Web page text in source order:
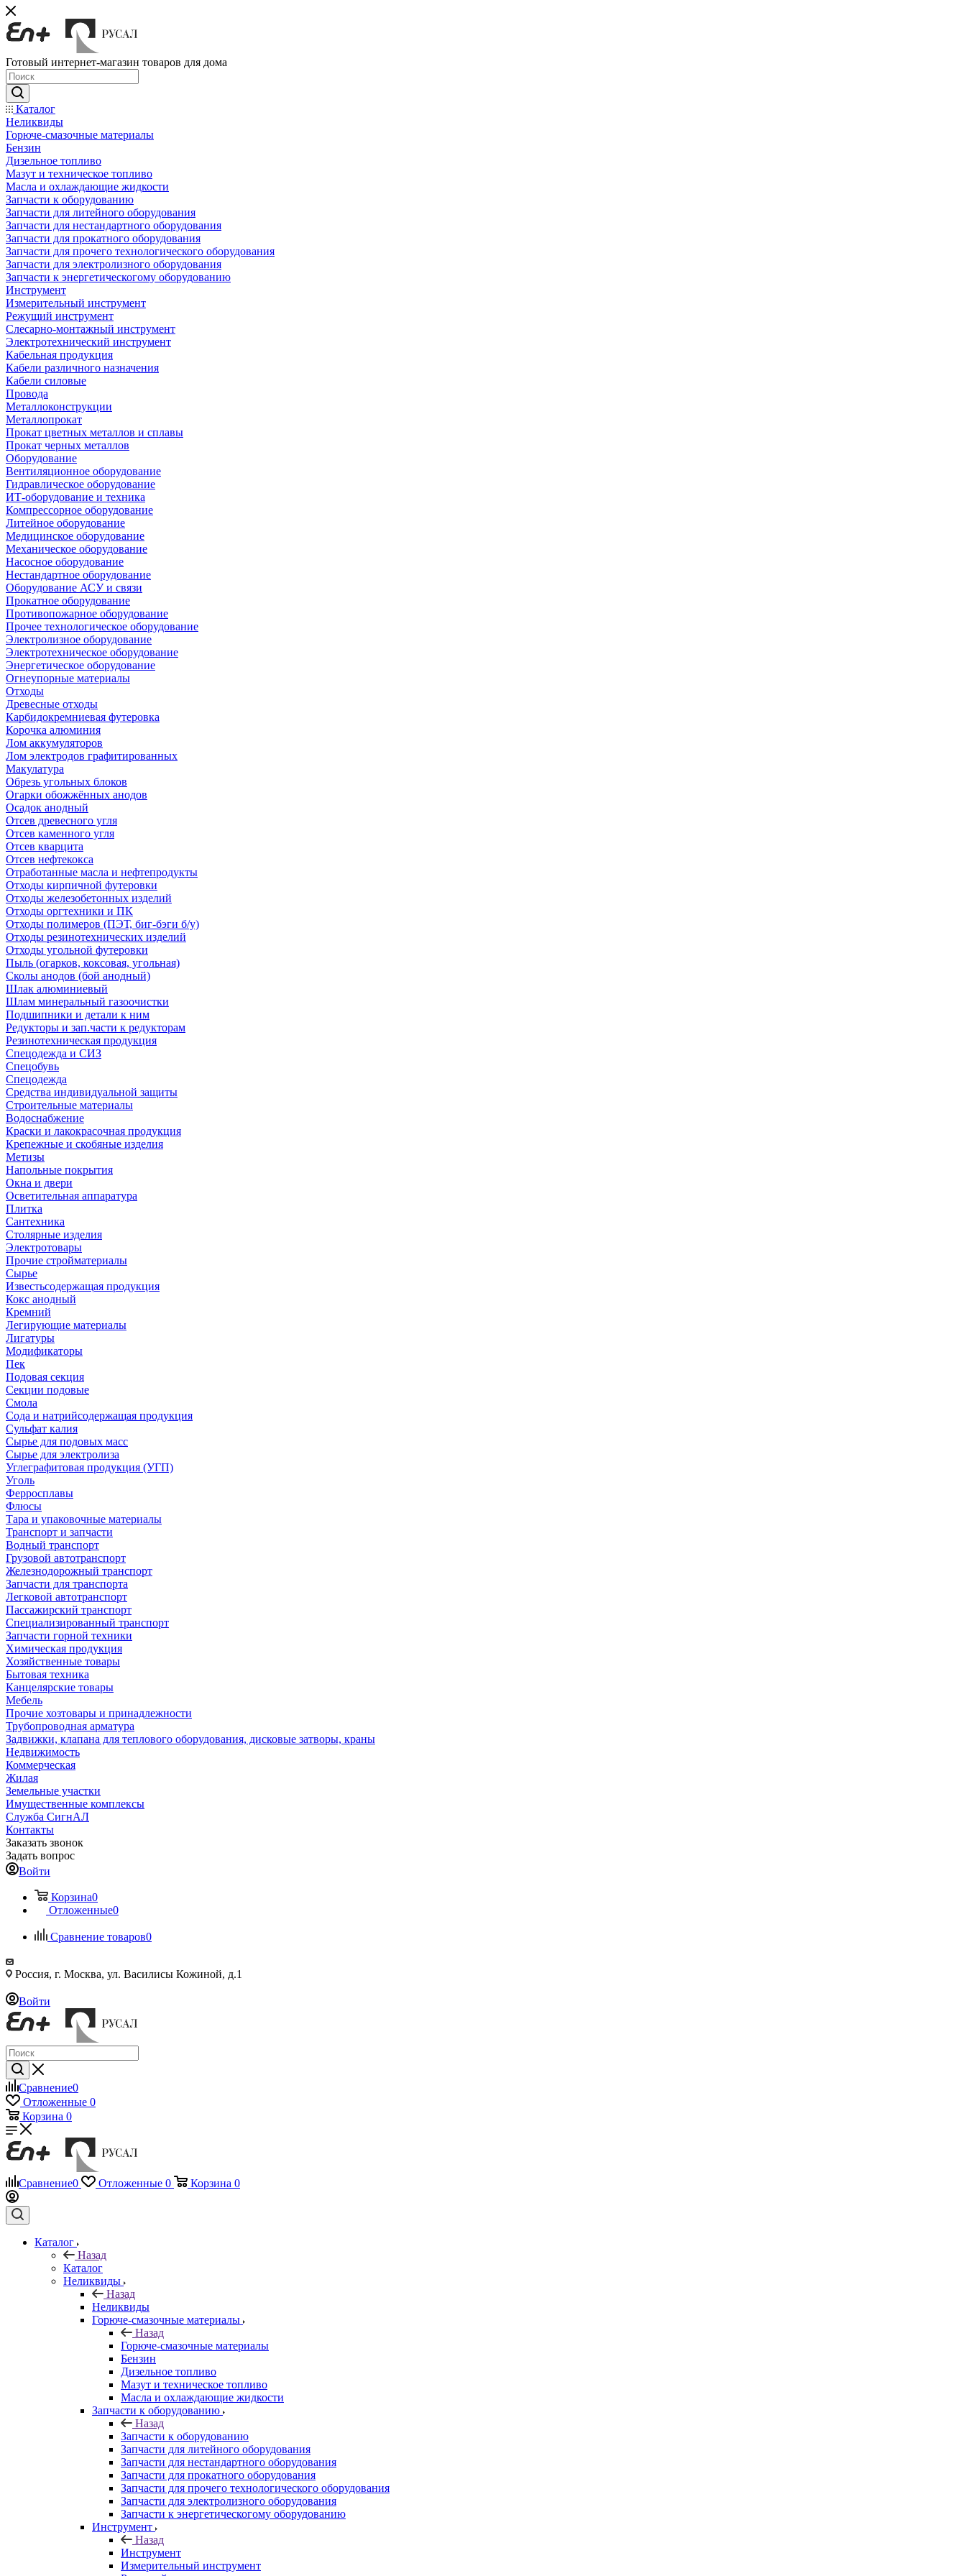
Готовый интернет-магазин товаров для дома
Каталог
Неликвиды
Горюче-смазочные материалы
Бензин
Дизельное топливо
Мазут и техническое топливо
Масла и охлаждающие жидкости
Запчасти к оборудованию
Запчасти для литейного оборудования
Запчасти для нестандартного оборудования
Запчасти для прокатного оборудования
Запчасти для прочего технологического оборудования
Запчасти для электролизного оборудования
Запчасти к энергетическогому оборудованию
Инструмент
Измерительный инструмент
Режущий инструмент
Слесарно-монтажный инструмент
Электротехнический инструмент
Кабельная продукция
Кабели различного назначения
Кабели силовые
Провода
Металлоконструкции
Металлопрокат
Прокат цветных металлов и сплавы
Прокат черных металлов
Оборудование
Вентиляционное оборудование
Гидравлическое оборудование
ИТ-оборудование и техника
Компрессорное оборудование
Литейное оборудование
Медицинское оборудование
Механическое оборудование
Насосное оборудование
Нестандартное оборудование
Оборудование АСУ и связи
Прокатное оборудование
Противопожарное оборудование
Прочее технологическое оборудование
Электролизное оборудование
Электротехническое оборудование
Энергетическое оборудование
Огнеупорные материалы
Отходы
Древесные отходы
Карбидокремниевая футеровка
Корочка алюминия
Лом аккумуляторов
Лом электродов графитированных
Макулатура
Обрезь угольных блоков
Огарки обожжённых анодов
Осадок анодный
Отсев древесного угля
Отсев каменного угля
Отсев кварцита
Отсев нефтекокса
Отработанные масла и нефтепродукты
Отходы кирпичной футеровки
Отходы железобетонных изделий
Отходы оргтехники и ПК
Отходы полимеров (ПЭТ, биг-бэги б/у)
Отходы резинотехнических изделий
Отходы угольной футеровки
Пыль (огарков, коксовая, угольная)
Сколы анодов (бой анодный)
Шлак алюминиевый
Шлам минеральный газоочистки
Подшипники и детали к ним
Редукторы и зап.части к редукторам
Резинотехническая продукция
Спецодежда и СИЗ
Спецобувь
Спецодежда
Средства индивидуальной защиты
Строительные материалы
Водоснабжение
Краски и лакокрасочная продукция
Крепежные и скобяные изделия
Метизы
Напольные покрытия
Окна и двери
Осветительная аппаратура
Плитка
Сантехника
Столярные изделия
Электротовары
Прочие стройматериалы
Сырье
Известьсодержащая продукция
Кокс анодный
Кремний
Легирующие материалы
Лигатуры
Модификаторы
Пек
Подовая секция
Секции подовые
Смола
Сода и натрийсодержащая продукция
Сульфат калия
Сырье для подовых масс
Сырье для электролиза
Углеграфитовая продукция (УГП)
Уголь
Ферросплавы
Флюсы
Тара и упаковочные материалы
Транспорт и запчасти
Водный транспорт
Грузовой автотранспорт
Железнодорожный транспорт
Запчасти для транспорта
Легковой автотранспорт
Пассажирский транспорт
Специализированный транспорт
Запчасти горной техники
Химическая продукция
Хозяйственные товары
Бытовая техника
Канцелярские товары
Мебель
Прочие хозтовары и принадлежности
Трубопроводная арматура
Задвижки, клапана для теплового оборудования, дисковые затворы, краны
Недвижимость
Коммерческая
Жилая
Земельные участки
Имущественные комплексы
Служба СигнАЛ
Контакты
Заказать звонок
Задать вопрос
Войти
Корзина0
Отложенные0
Сравнение товаров0
Россия, г. Москва, ул. Василисы Кожиной, д.1
Войти
Сравнение0
Отложенные 0
Корзина 0
Сравнение0 Отложенные 0 Корзина 0
Каталог
Назад
Каталог
Неликвиды
Назад
Неликвиды
Горюче-смазочные материалы
Назад
Горюче-смазочные материалы
Бензин
Дизельное топливо
Мазут и техническое топливо
Масла и охлаждающие жидкости
Запчасти к оборудованию
Назад
Запчасти к оборудованию
Запчасти для литейного оборудования
Запчасти для нестандартного оборудования
Запчасти для прокатного оборудования
Запчасти для прочего технологического оборудования
Запчасти для электролизного оборудования
Запчасти к энергетическогому оборудованию
Инструмент
Назад
Инструмент
Измерительный инструмент